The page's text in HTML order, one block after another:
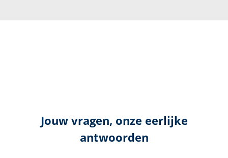
Jouw vragen, onze eerlijke
antwoorden